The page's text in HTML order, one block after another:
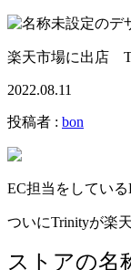
楽天市場に出店
2022.08.11
投稿者 : bon
EC担当をしている
ついにTrinityが楽
ストアの名